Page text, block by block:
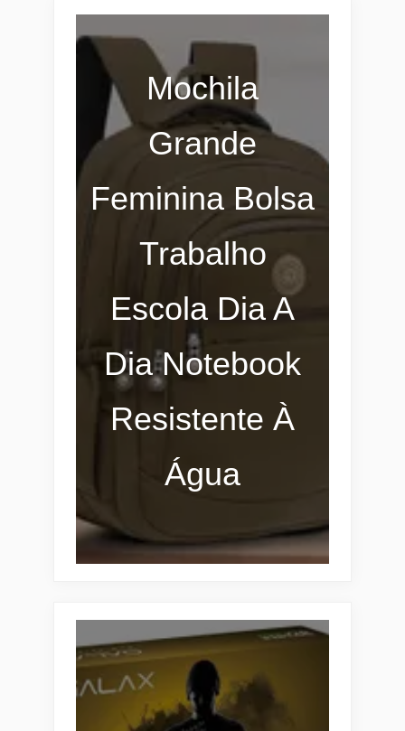
Mochila
Grande
Feminina Bolsa
Trabalho
Escola Dia A
Dia Notebook
Resistente À
Água